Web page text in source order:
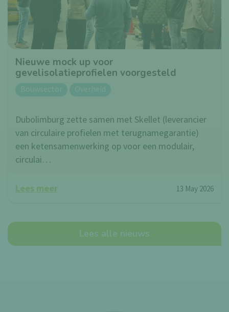
Nieuwe mock up voor
gevelisolatieprofielen voorgesteld
Bouwsector Overheid
Dubolimburg zette samen met Skellet (leverancier
van circulaire profielen met terugnamegarantie)
een ketensamenwerking op voor een modulair,
circulai…
Lees meer 13 May 2026
Lees alle nieuws